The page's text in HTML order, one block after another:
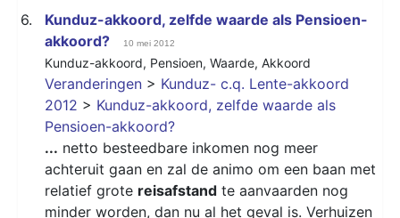
6.
Kunduz-akkoord, zelfde waarde als Pensioen-
akkoord?
10 mei 2012
Kunduz-akkoord, Pensioen, Waarde, Akkoord
Veranderingen > Kunduz- c.q. Lente-akkoord
2012 > Kunduz-akkoord, zelfde waarde als
Pensioen-akkoord?
... netto besteedbare inkomen nog meer
achteruit gaan en zal de animo om een baan met
relatief grote reisafstand te aanvaarden nog
minder worden, dan nu al het geval is. Verhuizen